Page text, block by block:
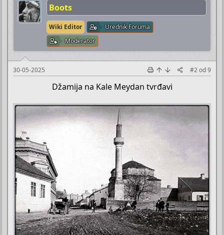
Boots
Wiki Editor
Urednik Foruma
Moderator
30-05-2025 #2od9
Džamija na Kale Meydan tvrđavi